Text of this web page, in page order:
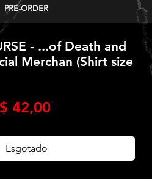
PRE-ORDER
- ...of Death and
Merchan (Shirt size
42,00Preço
Esgotado